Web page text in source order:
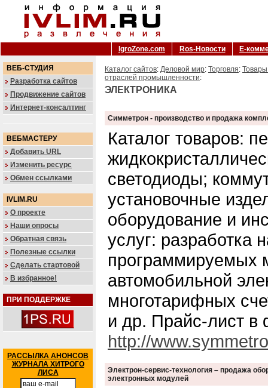
IgroZone.com Ros-Новости Е-
ВЕБ-СТУДИЯ
Разработка сайтов
Продвижение сайтов
Интернет-консалтинг
ВЕБМАСТЕРУ
Добавить URL
Изменить ресурс
Обмен ссылками
IVLIM.RU
О проекте
Наши опросы
Обратная связь
Полезные ссылки
Сделать стартовой
В избранное!
ПРИ ПОДДЕРЖКЕ
РАССЫЛКА АНОНСОВ
ЖУРНАЛА ХИТРОГО
ЛИСА
Каталог сайтов: Деловой мир: Торговля: Товары
отраслей промышленности:
ЭЛЕКТРОНИКА
Симметрон - производство и продажа
Каталог товаров:
светодиоды;
установочные
оборудование и
услуг: разработка
программируемых
автомобильной
многотарифных
и др. Прайс-лист
http://
Электрон-сервис-технология – продажа
электронных модулей